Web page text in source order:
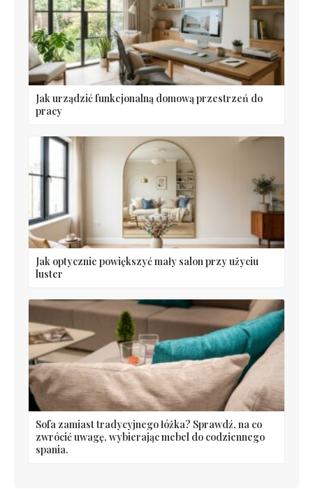
Jak urządzić funkcjonalną domową przestrzeń do
pracy
Jak optycznie powiększyć mały salon przy użyciu
luster
Sofa zamiast tradycyjnego łóżka? Sprawdź, na co
zwrócić uwagę, wybierając mebel do codziennego
spania.